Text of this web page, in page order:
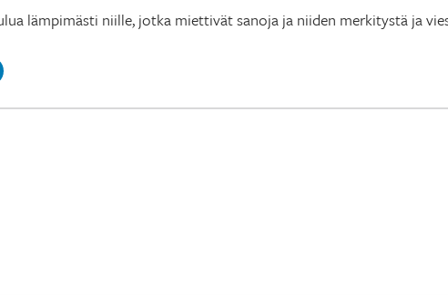
lämpimästi niille, jotka miettivät sanoja ja niiden merkitystä ja